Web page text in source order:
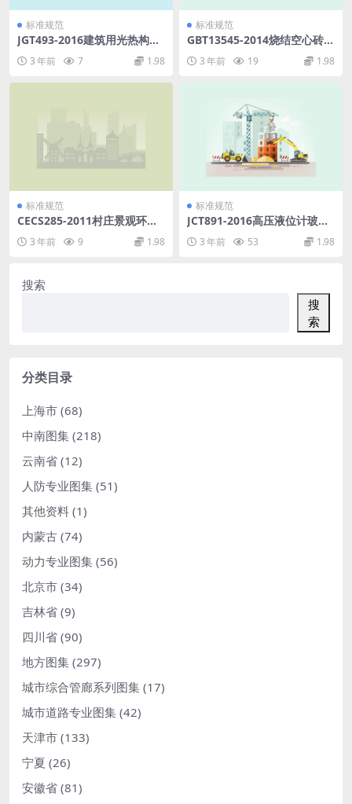
标准规范
JGT493-2016建筑用光热构件
3 年前 7 1.98
标准规范
GBT13545-2014烧结空心砖和
3 年前 19 1.98
标准规范
CECS285-2011村庄景观环境
3 年前 9 1.98
标准规范
JCT891-2016高压液位计玻璃.
3 年前 53 1.98
搜索
搜
索
分类目录
上海市 (68)
中南图集 (218)
云南省 (12)
人防专业图集 (51)
其他资料 (1)
内蒙古 (74)
动力专业图集 (56)
北京市 (34)
吉林省 (9)
四川省 (90)
地方图集 (297)
城市综合管廊系列图集 (17)
城市道路专业图集 (42)
天津市 (133)
宁夏 (26)
安徽省 (81)